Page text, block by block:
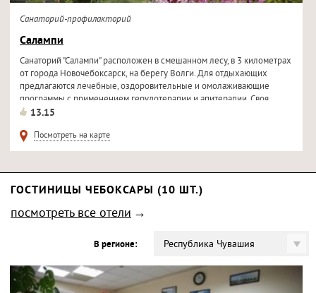
Санаторий-профилакторий
Салампи
Санаторий "Салампи" расположен в смешанном лесу, в 3 километрах
от города Новочебоксарск, на берегу Волги. Для отдыхающих
предлагаются лечебные, оздоровительные и омолаживающие
программы с применением герудотерапии и апитерапии. Своя
пасека. ...
13.15
Посмотреть на карте
ГОСТИНИЦЫ ЧЕБОКСАРЫ (10 ШТ.)
посмотреть все отели
В регионе: Республика Чувашия